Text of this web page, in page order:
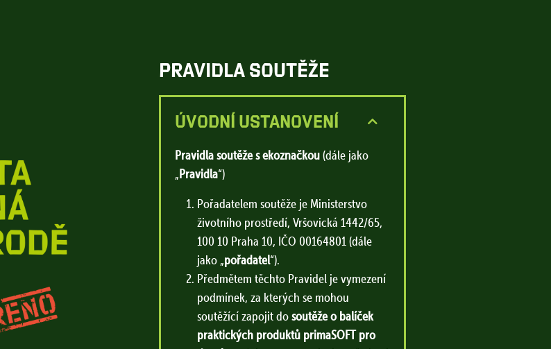
Pravidla soutěže
ÚVODNÍ USTANOVENÍ
Pravidla soutěže s ekoznačkou(dále jako
„Pravidla“)
Pořadatelem soutěže je Ministerstvo
životního prostředí, Vršovická 1442/65,
100 10 Praha 10, IČO 00164801 (dále
jako „pořadatel“).
Předmětem těchto Pravidel je vymezení
podmínek, za kterých se mohou
soutěžící zapojit dosoutěže o balíček
praktických produktů primaSOFT pro